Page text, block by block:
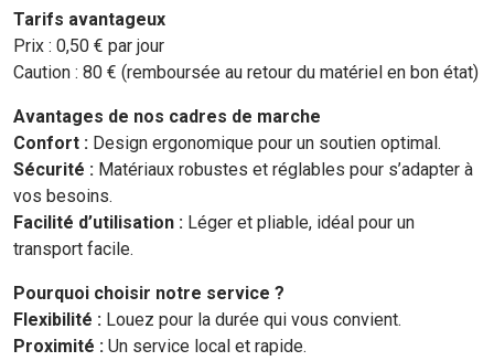
Tarifs avantageux
Prix : 0,50 € par jour
Caution : 80 € (remboursée au retour du matériel en bon état)
Avantages de nos cadres de marche
Confort : Design ergonomique pour un soutien optimal.
Sécurité : Matériaux robustes et réglables pour s’adapter à
vos besoins.
Facilité d’utilisation : Léger et pliable, idéal pour un
transport facile.
Pourquoi choisir notre service ?
Flexibilité : Louez pour la durée qui vous convient.
Proximité : Un service local et rapide.